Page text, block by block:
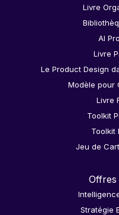
Livre
AI
Livre
Le Product Design
Modèle pour
Livre
Toolkit
Toolkit
Jeu de
Offres
Stratégie